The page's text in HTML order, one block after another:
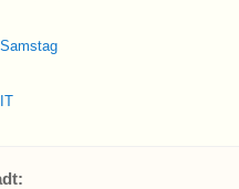
Samstag
IT